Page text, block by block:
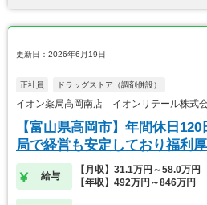
更新日：2026年6月19日
正社員 ドラッグストア（調剤併設）
イオン薬局高岡南店 イオンリテール株式
【富山県高岡市】年間休日
局で経営も安定しており福利
給与
【月収】31.1万円～58.0万円
【年収】492万円～846万円